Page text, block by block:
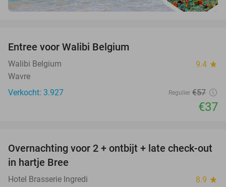
Entree voor Walibi Belgium
Walibi Belgium 9.4 star
Wavre
Verkocht: 3.927
Regulier €57
€37
41%
TODAY
Overnachting voor 2 + ontbijt + late check-out
in hartje Bree
Hotel Brasserie Ingredi 8.9 star